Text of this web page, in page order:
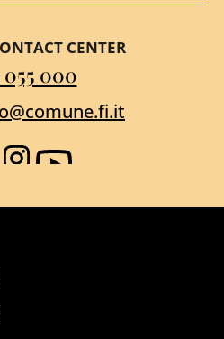
CENTER
055 000
Instagram
YouTube